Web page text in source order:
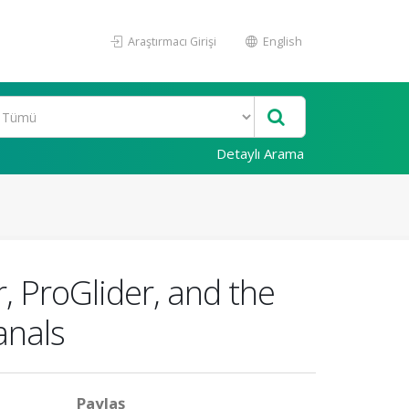
Araştırmacı Girişi English
Detaylı Arama
ProGlider, and the
Paylaş